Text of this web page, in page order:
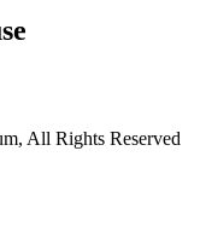
All Rights Reserved